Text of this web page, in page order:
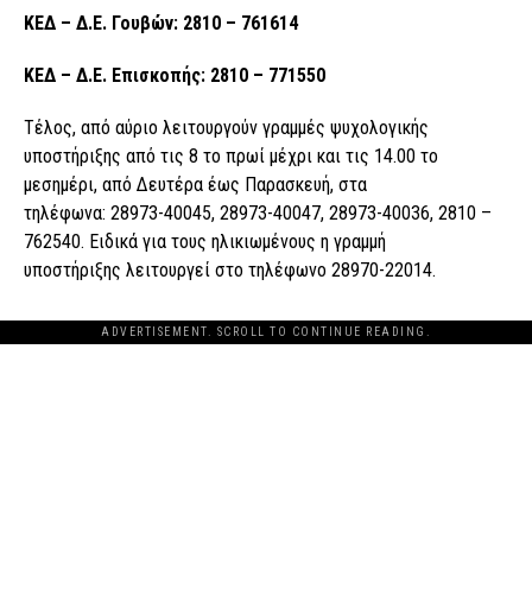
ΚΕΔ – Δ.Ε. Γουβών: 2810 – 761614
ΚΕΔ – Δ.Ε. Επισκοπής: 2810 – 771550
Τέλος, από αύριο λειτουργούν γραμμές ψυχολογικής
υποστήριξης από τις 8 το πρωί μέχρι και τις 14.00 το
μεσημέρι, από Δευτέρα έως Παρασκευή, στα
τηλέφωνα: 28973-40045, 28973-40047, 28973-40036, 2810 –
762540. Ειδικά για τους ηλικιωμένους η γραμμή
υποστήριξης λειτουργεί στο τηλέφωνο 28970-22014.
ADVERTISEMENT. SCROLL TO CONTINUE READING.